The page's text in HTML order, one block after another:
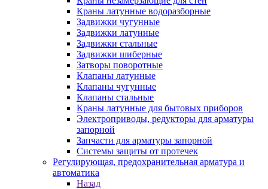
Краны латунные водоразборные
Задвижки чугунные
Задвижки латунные
Задвижки стальные
Задвижки шиберные
Затворы поворотные
Клапаны латунные
Клапаны чугунные
Клапаны стальные
Краны латунные для бытовых приборов
Электроприводы, редукторы для арматуры
запорной
Запчасти для арматуры запорной
Системы защиты от протечек
Регулирующая, предохранительная арматура и
автоматика
Назад